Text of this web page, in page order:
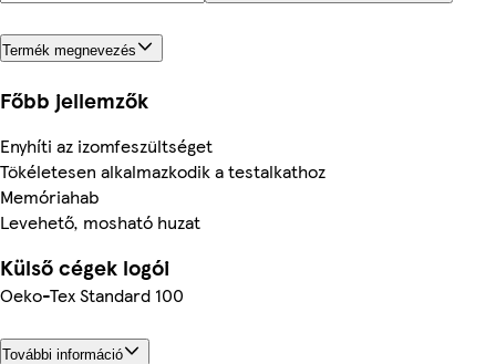
Termék megnevezés
Főbb jellemzők
Enyhíti az izomfeszültséget
Tökéletesen alkalmazkodik a testalkathoz
Memóriahab
Levehető, mosható huzat
Külső cégek logói
Oeko-Tex Standard 100
További információ